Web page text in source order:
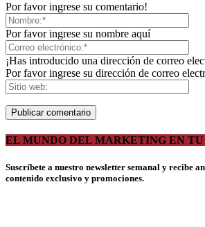
Por favor ingrese su comentario!
Por favor ingrese su nombre aquí
¡Has introducido una dirección de correo
Por favor ingrese su dirección de correo
EL MUNDO DEL MARKETING EN
Suscríbete a nuestro newsletter semanal y recibe
contenido exclusivo y promociones.